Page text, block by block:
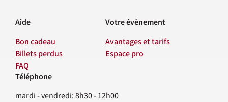
Aide
Bon cadeau
Billets perdus
FAQ
Votre évènement
Avantages et tarifs
Espace pro
Contact
Téléphone
mardi - vendredi: 8h30 - 12h00